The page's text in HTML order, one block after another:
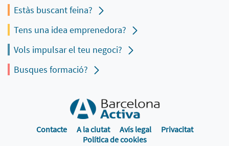
Estàs buscant feina?
Tens una idea emprenedora?
Vols impulsar el teu negoci?
Busques formació?
Contacte A la ciutat Avís legal
Privacitat
Política de cookies